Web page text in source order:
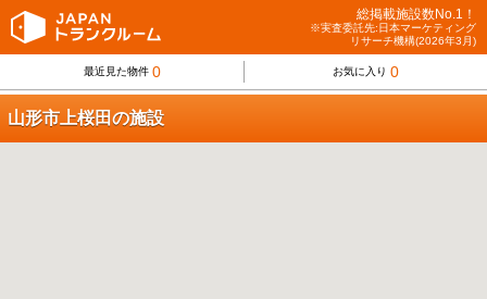
総掲載施設数No.1！
※実査委託先:日本マーケティング
リサーチ機構(2026年3月)
最近見た物件 0 お気に入り 0
山形市上桜田の施設